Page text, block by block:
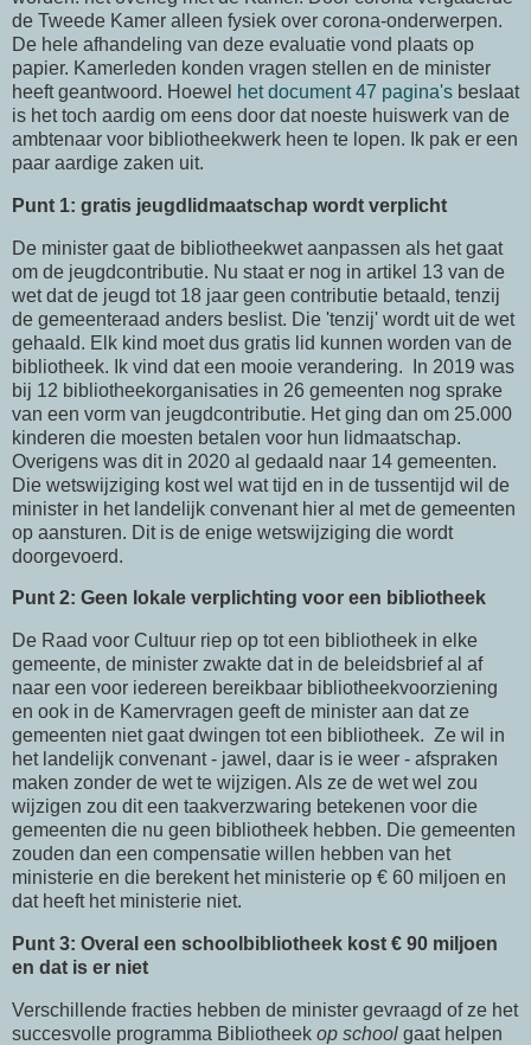
de Tweede Kamer alleen fysiek over corona-onderwerpen.
De hele afhandeling van deze evaluatie vond plaats op
papier. Kamerleden konden vragen stellen en de minister
heeft geantwoord. Hoewel het document 47 pagina's beslaat
is het toch aardig om eens door dat noeste huiswerk van de
ambtenaar voor bibliotheekwerk heen te lopen. Ik pak er een
paar aardige zaken uit.
Punt 1: gratis jeugdlidmaatschap wordt verplicht
De minister gaat de bibliotheekwet aanpassen als het gaat
om de jeugdcontributie. Nu staat er nog in artikel 13 van de
wet dat de jeugd tot 18 jaar geen contributie betaald, tenzij
de gemeenteraad anders beslist. Die 'tenzij' wordt uit de wet
gehaald. Elk kind moet dus gratis lid kunnen worden van de
bibliotheek. Ik vind dat een mooie verandering. In 2019 was
bij 12 bibliotheekorganisaties in 26 gemeenten nog sprake
van een vorm van jeugdcontributie. Het ging dan om 25.000
kinderen die moesten betalen voor hun lidmaatschap.
Overigens was dit in 2020 al gedaald naar 14 gemeenten.
Die wetswijziging kost wel wat tijd en in de tussentijd wil de
minister in het landelijk convenant hier al met de gemeenten
op aansturen. Dit is de enige wetswijziging die wordt
doorgevoerd.
Punt 2: Geen lokale verplichting voor een bibliotheek
De Raad voor Cultuur riep op tot een bibliotheek in elke
gemeente, de minister zwakte dat in de beleidsbrief al af
naar een voor iedereen bereikbaar bibliotheekvoorziening
en ook in de Kamervragen geeft de minister aan dat ze
gemeenten niet gaat dwingen tot een bibliotheek. Ze wil in
het landelijk convenant - jawel, daar is ie weer - afspraken
maken zonder de wet te wijzigen. Als ze de wet wel zou
wijzigen zou dit een taakverzwaring betekenen voor die
gemeenten die nu geen bibliotheek hebben. Die gemeenten
zouden dan een compensatie willen hebben van het
ministerie en die berekent het ministerie op € 60 miljoen en
dat heeft het ministerie niet.
Punt 3: Overal een schoolbibliotheek kost € 90 miljoen
en dat is er niet
Verschillende fracties hebben de minister gevraagd of ze het
succesvolle programma Bibliotheek op school gaat helpen